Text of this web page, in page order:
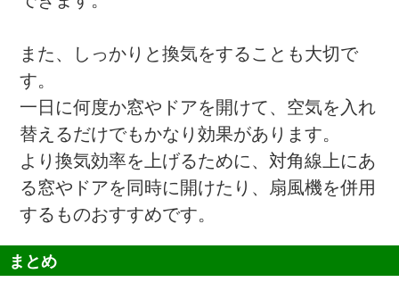
また、しっかりと換気をすることも大切で
す。
一日に何度か窓やドアを開けて、空気を入れ
替えるだけでもかなり効果があります。
より換気効率を上げるために、対角線上にあ
る窓やドアを同時に開けたり、扇風機を併用
するものおすすめです。
まとめ